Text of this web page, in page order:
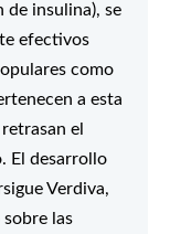
de insulina), se
efectivos
como
a esta
el
El desarrollo
Verdiva,
las